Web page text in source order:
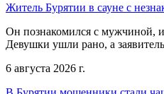
Житель Бурятии в сауне с
Он познакомился с мужчиной,
Девушки ушли рано, а
6 августа 2026 г.